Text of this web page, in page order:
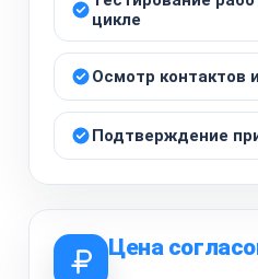
цикле
Осмотр контактов
Подтверждение
Цена